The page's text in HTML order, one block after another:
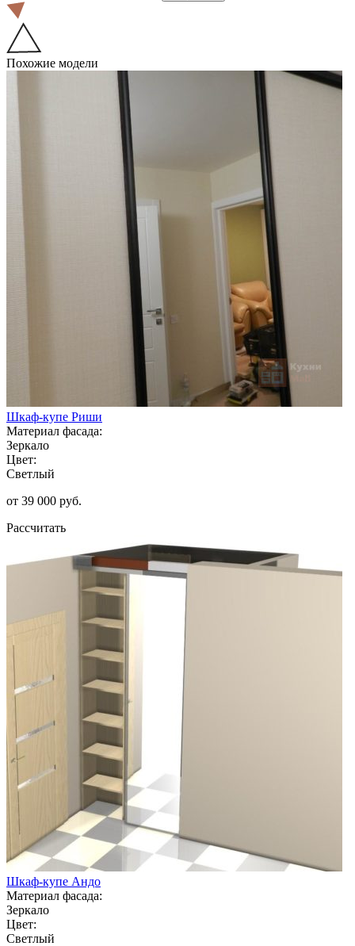
Похожие модели
Шкаф-купе Риши
Материал фасада:
Зеркало
Цвет:
Светлый
от 39 000 руб.
Рассчитать
Шкаф-купе Андо
Материал фасада:
Зеркало
Цвет:
Светлый